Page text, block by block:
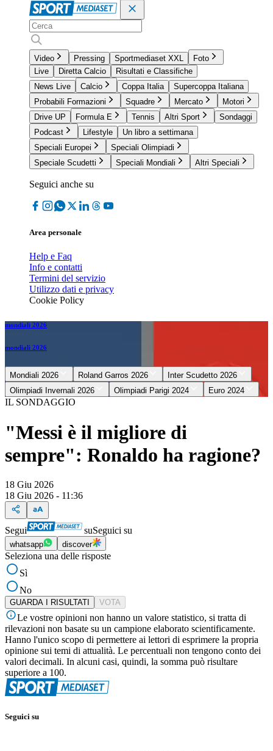
Video Pressing Sportmediaset XXL
Foto
Live
Diretta Calcio
Risultati e Classifiche
News Live
Calcio Coppa Italia
Supercoppa Italiana
Probabili Formazioni
Squadre Mercato
Motori
Drive UP
Formula E Tennis Altri Sport
Sondaggi
Podcast
Lifestyle
Un libro a settimana
Speciali Europei
Speciali Olimpiadi
Speciale Scudetti
Speciali Mondiali Altri Speciali
Seguici anche su
Area personale
Help e Faq
Info e contatti
Termini del servizio
Utilizzo dati e privacy
Cookie Policy
mondiali 2026
mondiali 2026
Mondiali 2026 Roland Garros 2026
Inter Scudetto 2026
Olimpiadi Invernali 2026
Olimpiadi Parigi 2024 Euro 2024
IL SONDAGGIO
"Messi è il migliore di
sempre": Ronaldo ha ragione?
18 Giu 2026
18 Giu 2026 - 11:36
Segui suSeguici su
whatsapp discover
Seleziona una delle risposte
Sì
No
GUARDA I RISULTATI VOTA
Le vostre opinioni non hanno un valore statistico, si tratta di
rilevazioni non basate su un campione elaborato scientificamente.
Hanno l'unico scopo di permettere ai lettori di esprimere la propria
opinione sui temi di attualità. Le percentuali non tengono conto dei
valori decimali. In alcuni casi, quindi, la somma può risultare
superiore a 100.
Seguici su